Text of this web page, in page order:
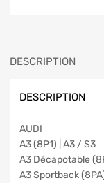
DESCRIPTION
DESCRIPTION
AUDI
A3 (8P1) | A3 / S3
A3 Décapotable
A3 Sportback